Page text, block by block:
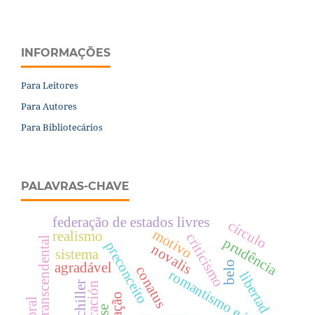
INFORMAÇÕES
Para Leitores
Para Autores
Para Bibliotecários
PALAVRAS-CHAVE
preconceitonovaliscriticismobelo
agradável
federação de estados livres
prudência
libertad
sistema motivo
conatus
círculo
realismo
schiller